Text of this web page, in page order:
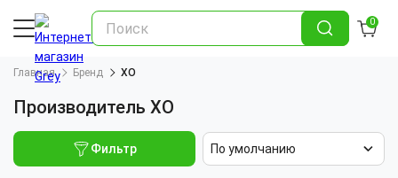
0
Главная Бренд XO
Производитель XO
Фильтр По умолчанию